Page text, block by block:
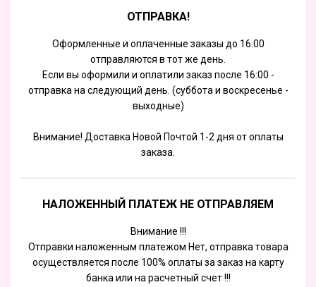
ОТПРАВКА!
Оформленные и оплаченные заказы до 16:00
отправляются в тот же день.
Если вы оформили и оплатили заказ после 16:00 -
отправка на следующий день. (суббота и воскресенье -
выходные)
Внимание! Доставка Новой Почтой 1-2 дня от оплаты
заказа.
НАЛОЖЕННЫЙ ПЛАТЕЖ НЕ ОТПРАВЛЯЕМ
Внимание !!!
Отправки наложенным платежом Нет, отправка товара
осуществляется после 100% оплаты за заказ на карту
банка или на расчетный счет !!!